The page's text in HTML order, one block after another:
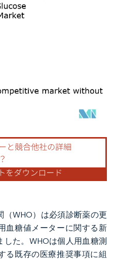
CC BY 4.0の表示が必要です。
（WHO）は必須診断薬の更
血糖値メーターに関する新
た。WHOは個人用血糖測
る既存の医療推奨事項に組